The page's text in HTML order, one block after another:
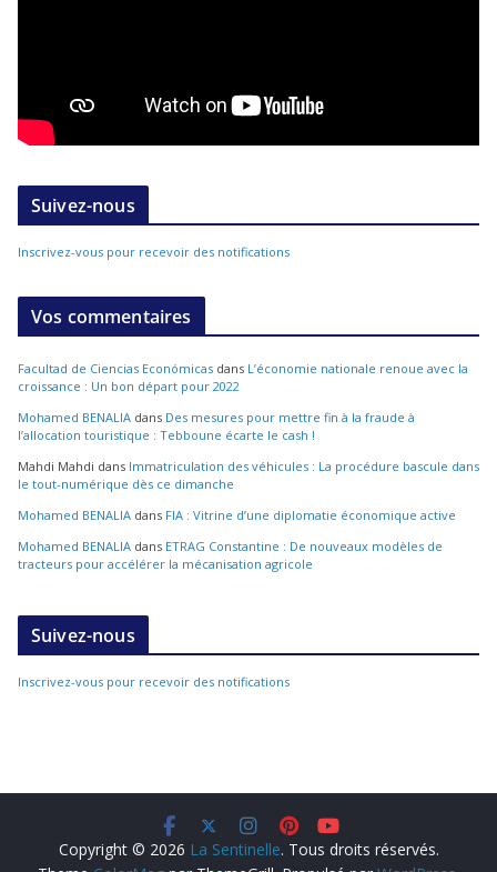
Suivez-nous
Inscrivez-vous pour recevoir des notifications
Vos commentaires
Facultad de Ciencias Económicas dans L’économie nationale renoue avec la
croissance : Un bon départ pour 2022
Mohamed BENALIA dans Des mesures pour mettre fin à la fraude à
l’allocation touristique : Tebboune écarte le cash !
Mahdi Mahdi dans Immatriculation des véhicules : La procédure bascule dans
le tout-numérique dès ce dimanche
Mohamed BENALIA dans FIA : Vitrine d’une diplomatie économique active
Mohamed BENALIA dans ETRAG Constantine : De nouveaux modèles de
tracteurs pour accélérer la mécanisation agricole
Suivez-nous
Inscrivez-vous pour recevoir des notifications
Copyright © 2026 La Sentinelle. Tous droits réservés.